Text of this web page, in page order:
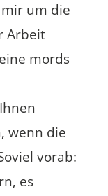
um die
Arbeit
mords
wenn die
vorab:
es